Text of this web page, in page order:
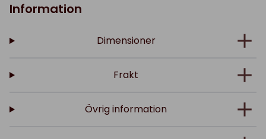
Information
Dimensioner
Frakt
Övrig information